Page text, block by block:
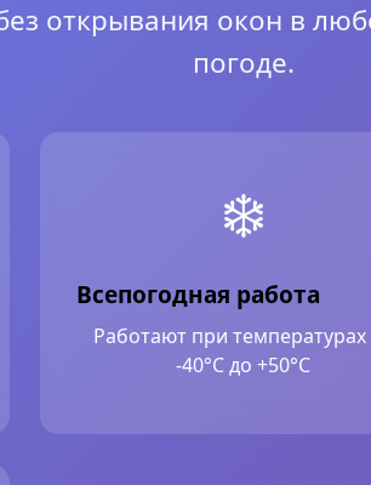
открывания окон в
погоде.
❄️
Всепогодная работа
Работают при температурах
-40°C до +50°C